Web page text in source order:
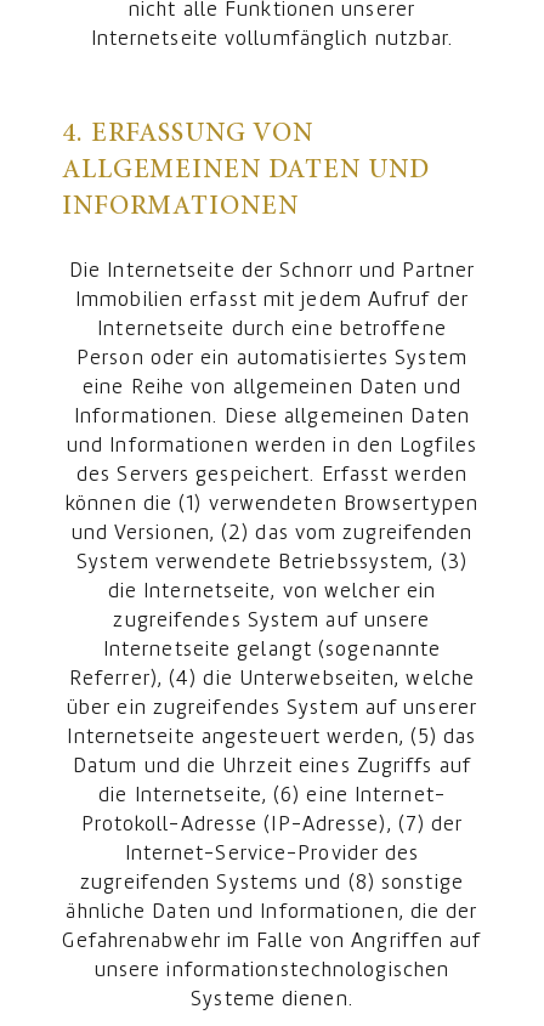
nicht alle Funktionen unserer
Internetseite vollumfänglich nutzbar.
4. ERFASSUNG VON
ALLGEMEINEN DATEN UND
INFORMATIONEN
Die Internetseite der Schnorr und Partner
Immobilien erfasst mit jedem Aufruf der
Internetseite durch eine betroffene
Person oder ein automatisiertes System
eine Reihe von allgemeinen Daten und
Informationen. Diese allgemeinen Daten
und Informationen werden in den Logfiles
des Servers gespeichert. Erfasst werden
können die (1) verwendeten Browsertypen
und Versionen, (2) das vom zugreifenden
System verwendete Betriebssystem, (3)
die Internetseite, von welcher ein
zugreifendes System auf unsere
Internetseite gelangt (sogenannte
Referrer), (4) die Unterwebseiten, welche
über ein zugreifendes System auf unserer
Internetseite angesteuert werden, (5) das
Datum und die Uhrzeit eines Zugriffs auf
die Internetseite, (6) eine Internet-
Protokoll-Adresse (IP-Adresse), (7) der
Internet-Service-Provider des
zugreifenden Systems und (8) sonstige
ähnliche Daten und Informationen, die der
Gefahrenabwehr im Falle von Angriffen auf
unsere informationstechnologischen
Systeme dienen.